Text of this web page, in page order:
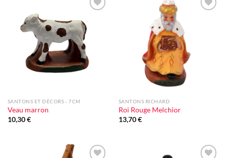
à la liste
d'envie
SANTONS ET DÉCORS - 7CM
Veau marron
10,30€
SANTONS RICHARD
Roi Rouge Melchior
13,70€